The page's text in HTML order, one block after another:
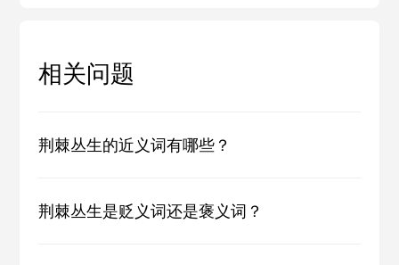
相关问题
荆棘丛生的近义词有哪些？
荆棘丛生是贬义词还是褒义词？